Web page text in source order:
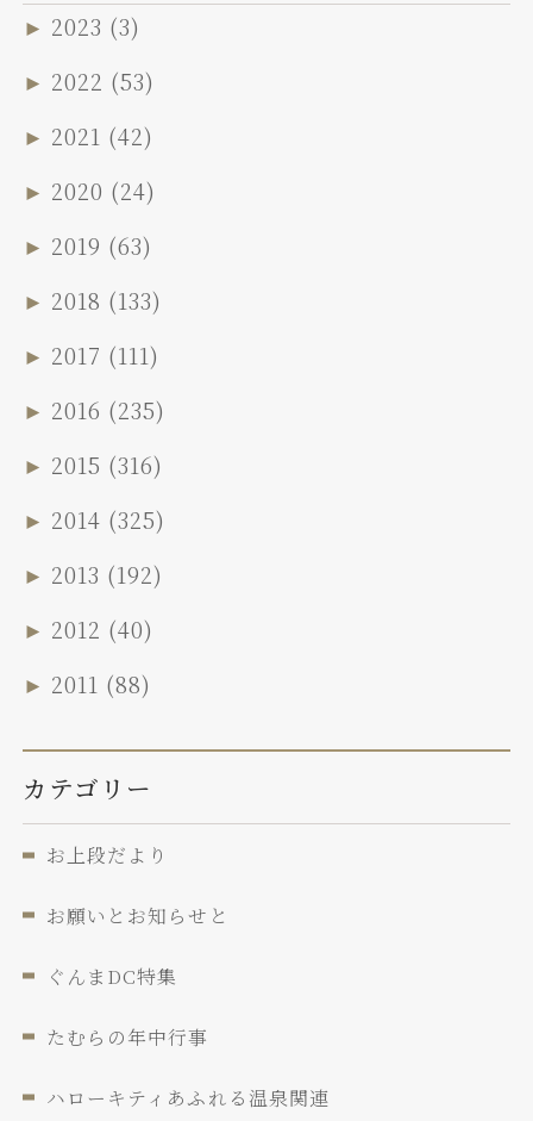
► 2023 (3)
► 2022 (53)
► 2021 (42)
► 2020 (24)
► 2019 (63)
► 2018 (133)
► 2017 (111)
► 2016 (235)
► 2015 (316)
► 2014 (325)
► 2013 (192)
► 2012 (40)
► 2011 (88)
カテゴリー
お上段だより
お願いとお知らせと
ぐんまDC特集
たむらの年中行事
ハローキティあふれる温泉関連